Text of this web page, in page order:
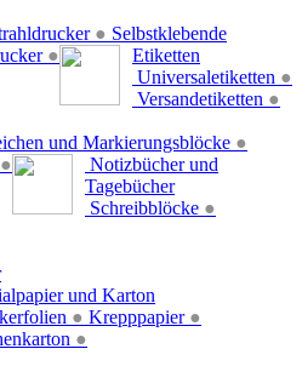
●
●
Selbstklebende
Etiketten
Universaletiketten ●
Versandetiketten ●
und Markierungsblöcke ●
●
Notizbücher und
Tagebücher
Schreibblöcke ●
und Karton
● Krepppapier ●
●